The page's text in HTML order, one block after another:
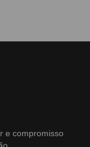
e compromisso